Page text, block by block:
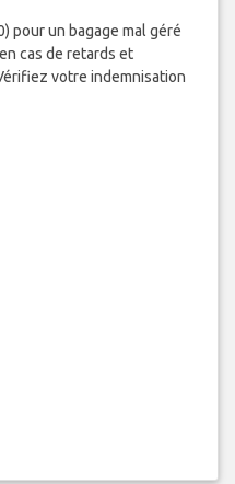
pour un bagage mal géré
cas de retards et
votre indemnisation